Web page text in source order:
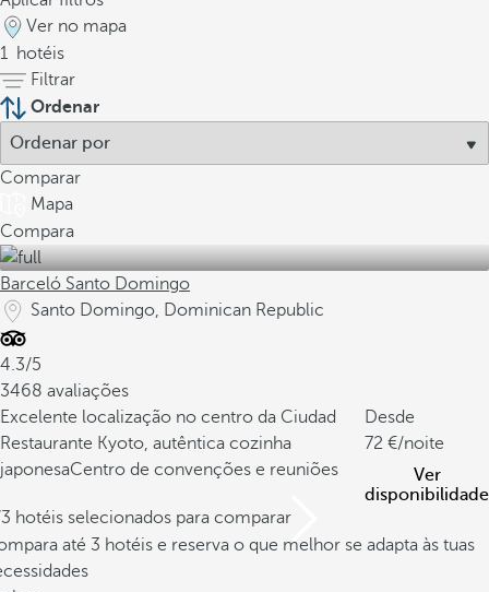
Ver no mapa
1 hotéis
Filtrar
Ordenar
Comparar
Mapa
Compara
Barceló Santo Domingo
Santo Domingo, Dominican Republic
4.3/5
3468 avaliações
Excelente localização no centro da Ciudad
Restaurante Kyoto, autêntica cozinha
japonesaCentro de convenções e reuniões
Desde
72
/noite
Ver
disponibilidade
hotéis selecionados para comparar
até 3 hotéis e reserva o que melhor se adapta às tuas